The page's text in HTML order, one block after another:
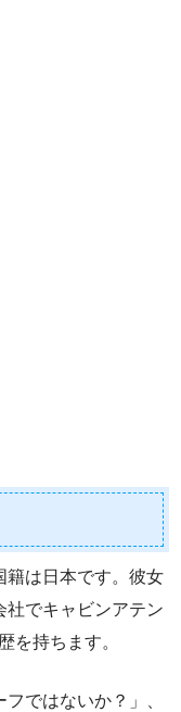
籍は日本です。彼女
社でキャビンアテン
を持ちます。
ではないか？」、